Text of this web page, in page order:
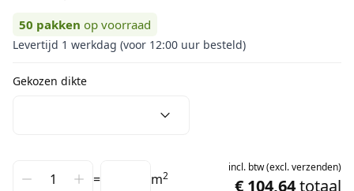
50 pakken op voorraad
Levertijd 1 werkdag (voor 12:00 uur besteld)
Gekozen dikte
= m2
incl. btw(excl.verzenden)
€ 104,64totaal